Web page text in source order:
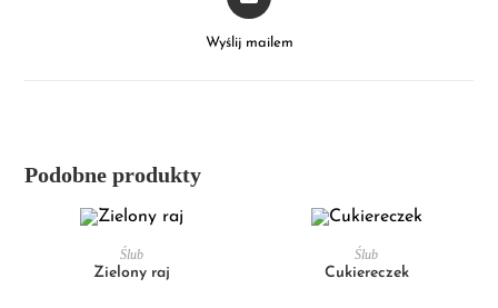
Wyślij mailem
Podobne produkty
DODAJ DO KOSZYKA
Ślub
Zielony raj
DODAJ DO KOSZYKA
Ślub
Cukiereczek